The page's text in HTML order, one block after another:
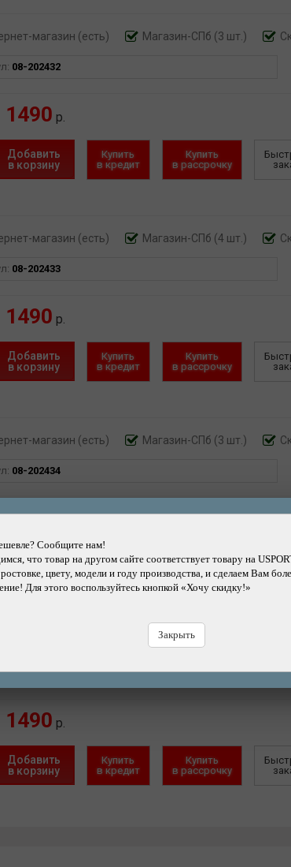
Сообщите нам!
что товар на другом сайте соответствует товару на
цвету, модели и году производства, и сделаем Вам
Для этого воспользуйтесь кнопкой «Хочу скидку!»
Закрыть
магазин (есть) Магазин-СПб (3 шт.)
08-202432
1490 р.
Добавить
в корзину
Купить
в кредит
Купить
в рассрочку
магазин (есть) Магазин-СПб (4 шт.)
08-202433
1490 р.
Добавить
в корзину
Купить
в кредит
Купить
в рассрочку
магазин (есть) Магазин-СПб (3 шт.)
08-202434
1490
Добавить
Купить
в кредит
Купить
в рассрочку
Магазин-СПб (3 шт.)
08-202435
1490 р.
Добавить
в корзину
Купить
в кредит
Купить
в рассрочку